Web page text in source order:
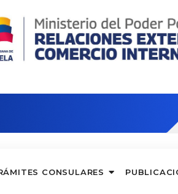
CONSULARES